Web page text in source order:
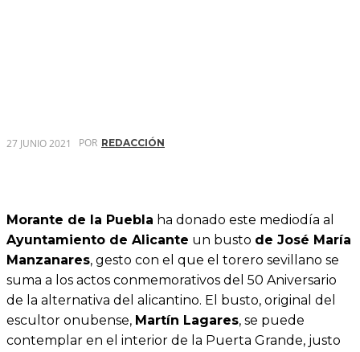
27 JUNIO 2021 POR REDACCIÓN
Morante de la Puebla ha donado este mediodía al
Ayuntamiento de Alicante un busto de José María
Manzanares, gesto con el que el torero sevillano se
suma a los actos conmemorativos del 50 Aniversario
de la alternativa del alicantino. El busto, original del
escultor onubense, Martín Lagares, se puede
contemplar en el interior de la Puerta Grande, justo